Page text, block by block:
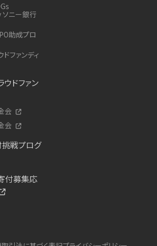
ニー銀行
助成プロ
ドファンディ
ドファン
会
会
挑戦プログ
付募集応